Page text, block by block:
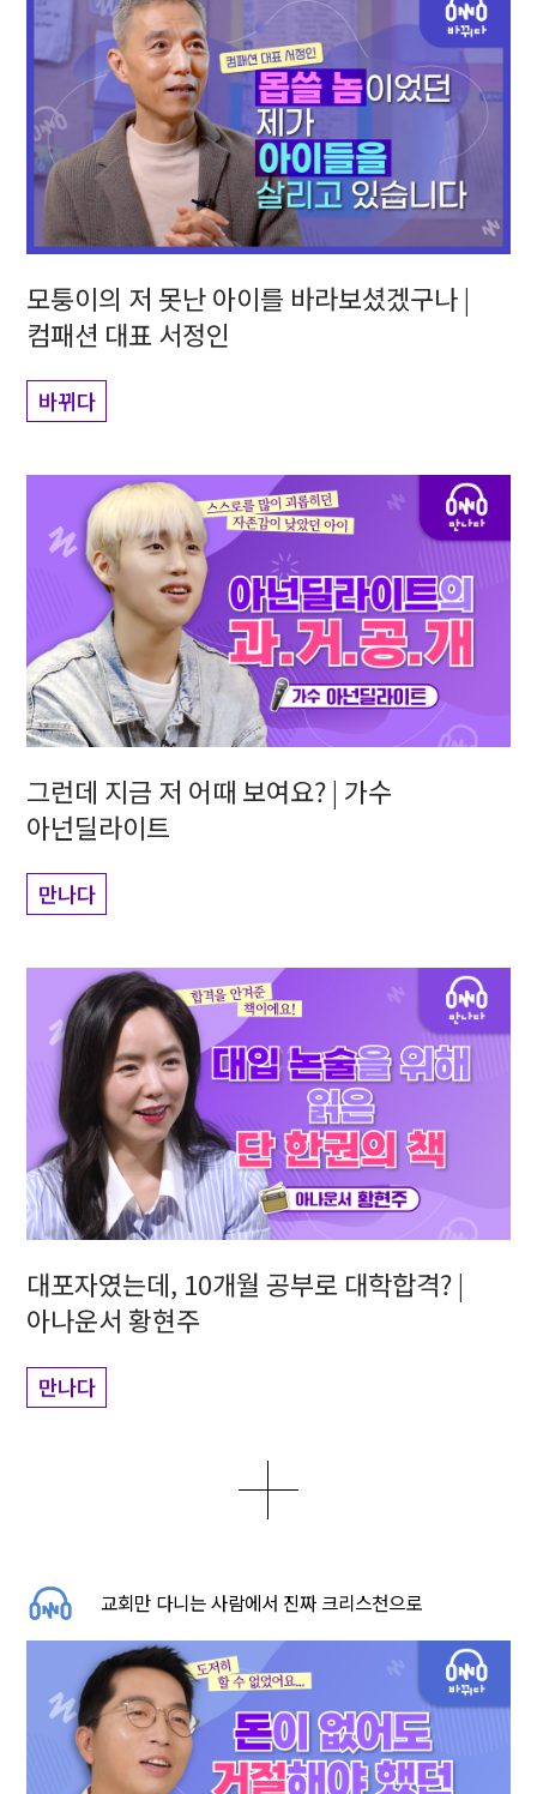
모퉁이의 저 못난 아이를 바라보셨겠구나 |
컴패션 대표 서정인
바뀌다
그런데 지금 저 어때 보여요? | 가수
아넌딜라이트
만나다
대포자였는데, 10개월 공부로 대학합격? |
아나운서 황현주
만나다
교회만 다니는 사람에서 진짜 크리스천으로